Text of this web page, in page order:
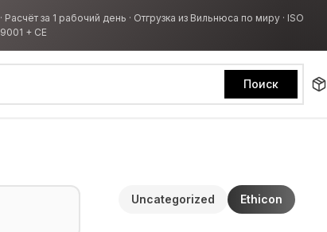
· Расчёт за 1 рабочий день · Отгрузка из Вильнюса по миру · ISO
9001 + CE
Поиск
Uncategorized Ethicon